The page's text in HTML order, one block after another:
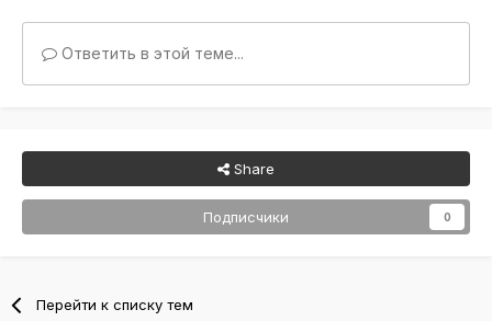
Ответить в этой теме...
Share
Подписчики 0
Перейти к списку тем